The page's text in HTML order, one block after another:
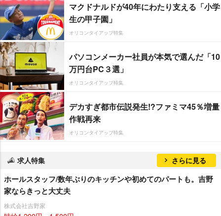
マクドナルドが40年にわたり支える「小学
生の甲子園」
オリコンタイアップ特集
パソコンメーカー社員が本気で選んだ「10
万円台PC３選」
オリコンタイアップ特集
デカすぎ都市伝説発生!?ファミマ45％増量
作戦再来
オリコンタイアップ特集
求人特集 さらに見る
ホールスタッフ/数年ぶりのキッチンや初めてのパートも。吉野
家ならきっと大丈夫
株式会社吉野家